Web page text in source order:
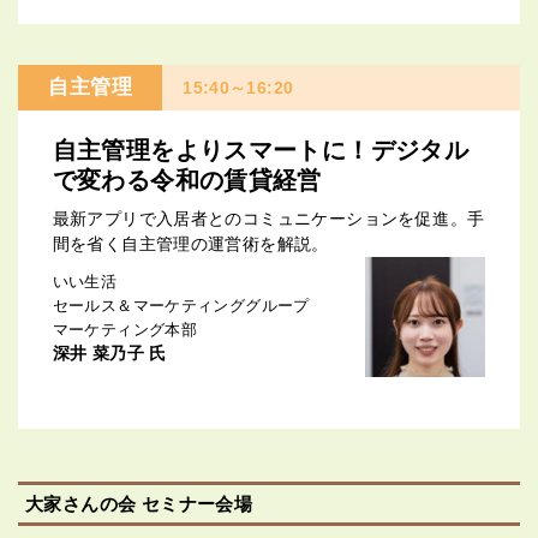
自主管理 15:40～16:20
自主管理をよりスマートに！デジタル
で変わる令和の賃貸経営
最新アプリで入居者とのコミュニケーションを促進。手
間を省く自主管理の運営術を解説。
いい生活
セールス＆マーケティンググループ
マーケティング本部
深井 菜乃子 氏
大家さんの会 セミナー会場